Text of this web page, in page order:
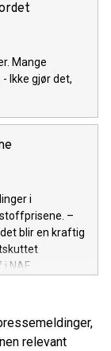
Mange
Ikke gjør det,
i
–
blir en kraftig
NAF.
relevant